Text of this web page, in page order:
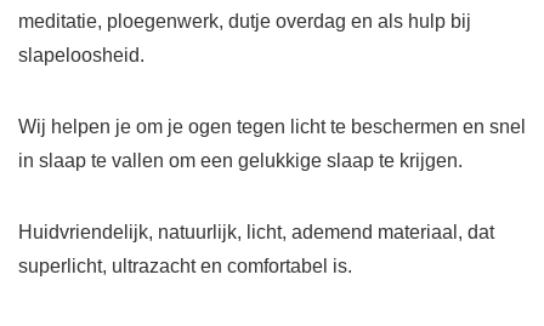
meditatie, ploegenwerk, dutje overdag en als hulp bij
slapeloosheid.
Wij helpen je om je ogen tegen licht te beschermen en snel
in slaap te vallen om een gelukkige slaap te krijgen.
Huidvriendelijk, natuurlijk, licht, ademend materiaal, dat
superlicht, ultrazacht en comfortabel is.